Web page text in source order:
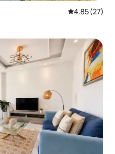
평점 4.85점(5
4.85 (27)